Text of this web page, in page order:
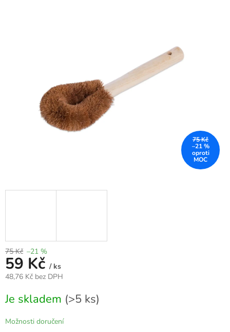
75 Kč
–21 %
75 Kč –21 %
59 Kč / ks
48,76 Kč bez DPH
cena:
Je skladem (>5 ks)
Možnosti doručení